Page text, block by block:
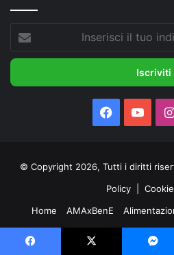
tuo
mail
Facebook
You
© Copyright 2026, Tutti i diritti
Policy
Home
AMAxBenE